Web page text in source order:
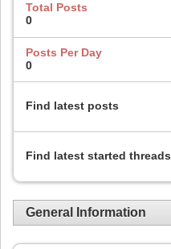
Total Posts
0
Posts Per Day
0
Find latest posts
Find latest started threads
General Information